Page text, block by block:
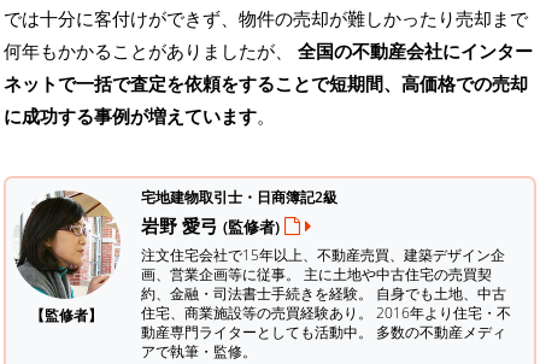
では十分に客付けができず、物件の売却が難しかったり売却まで
何年もかかることがありましたが、 全国の不動産会社にインター
ネットで一括で査定を依頼をすることで短期間、高価格での売却
に成功する事例が増えています。
【監修者】
宅地建物取引士・日商簿記2級
岩野 愛弓 (監修者)
注文住宅会社で15年以上、不動産売買、建築デザイン企
画、営業企画等に従事。 主に土地や中古住宅の売買契
約、金融・司法書士手続きを経験。 自身でも土地、中古
住宅、商業施設等の売買経験あり。 2016年より住宅・不
動産専門ライターとしても活動中。 多数の不動産メディ
アで執筆・監修。